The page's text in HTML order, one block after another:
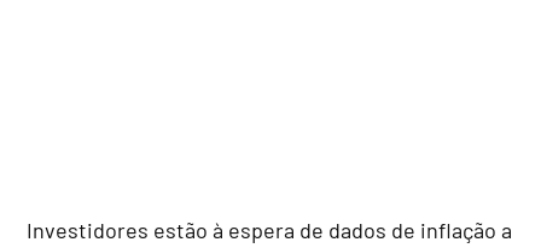
Investidores estão à espera de dados de inflação a